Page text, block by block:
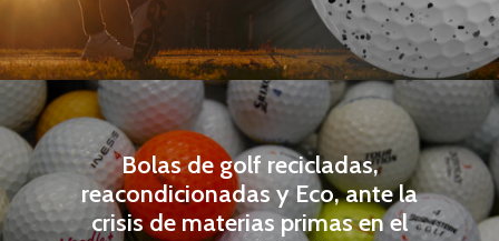
Bolas de golf recicladas,
reacondicionadas y Eco, ante la
crisis de materias primas en el